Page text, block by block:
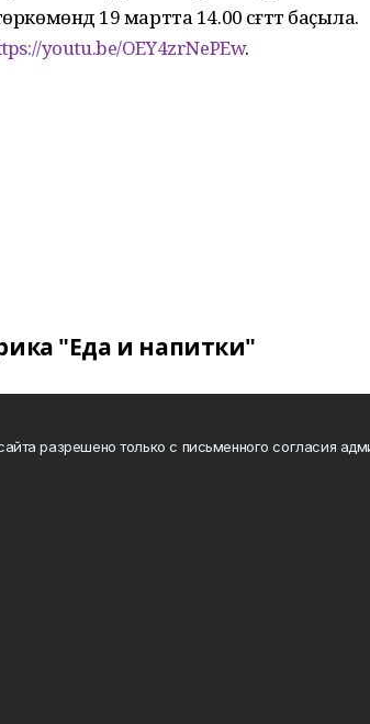
19 мартта 14.00 сәғәттә баҫыла.
youtu.be/OEY4zrNePEw.
"Еда и напитки"
разрешено только с письменного согласия